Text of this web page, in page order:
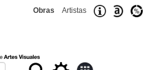
Obras Artistas